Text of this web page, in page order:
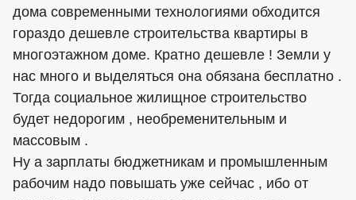
дома современными технологиями обходится
гораздо дешевле строительства квартиры в
многоэтажном доме. Кратно дешевле ! Земли у
нас много и выделяться она обязана бесплатно .
Тогда социальное жилищное строительство
будет недорогим , необременительным и
массовым .
Ну а зарплаты бюджетникам и промышленным
рабочим надо повышать уже сейчас , ибо от